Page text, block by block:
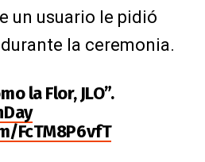
un usuario le pidió
la ceremonia.
la Flor, JLO”.
FcTM8P6vfT